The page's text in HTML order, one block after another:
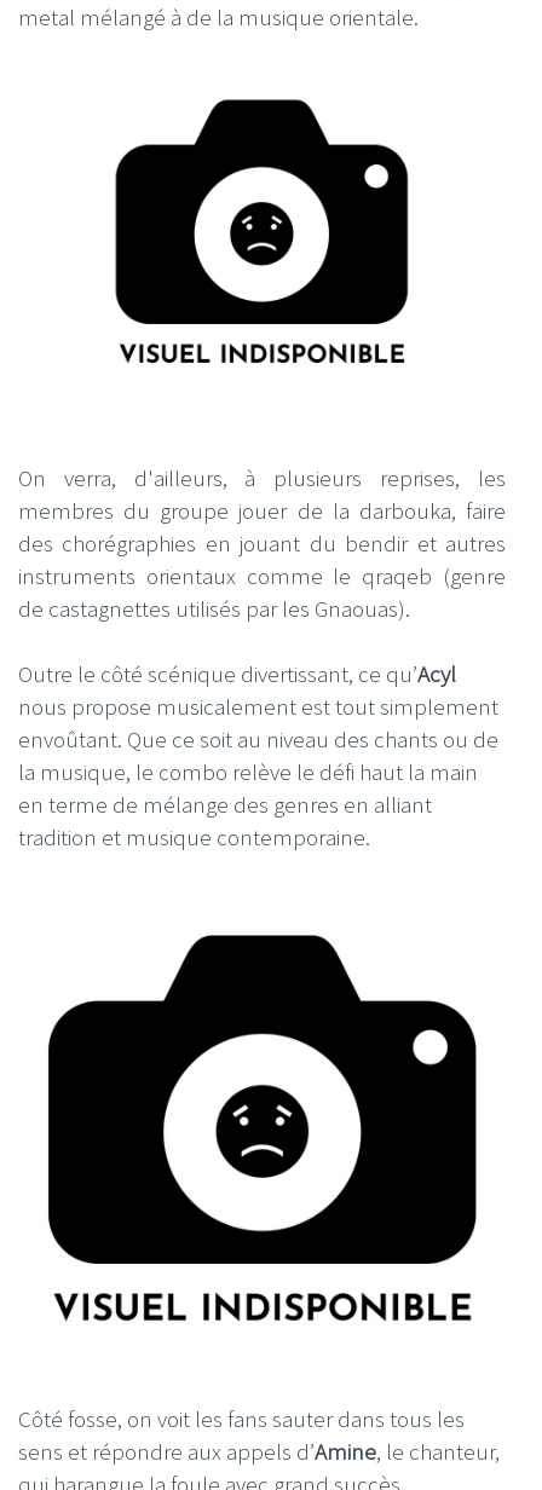
metal mélangé à de la musique orientale.
On verra, d'ailleurs, à plusieurs reprises, les
membres du groupe jouer de la darbouka, faire
des chorégraphies en jouant du bendir et autres
instruments orientaux comme le qraqeb (genre
de castagnettes utilisés par les Gnaouas).
Outre le côté scénique divertissant, ce qu’Acyl
nous propose musicalement est tout simplement
envoûtant. Que ce soit au niveau des chants ou de
la musique, le combo relève le défi haut la main
en terme de mélange des genres en alliant
tradition et musique contemporaine.
Côté fosse, on voit les fans sauter dans tous les
sens et répondre aux appels d’Amine, le chanteur,
qui harangue la foule avec grand succès.